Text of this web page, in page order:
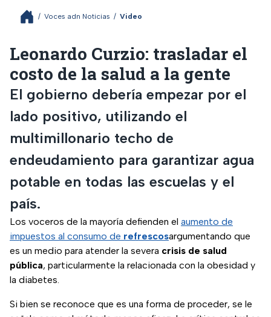
/ Voces adn Noticias / Video
Leonardo Curzio: trasladar el
costo de la salud a la gente
El gobierno debería empezar por el
lado positivo, utilizando el
multimillonario techo de
endeudamiento para garantizar agua
potable en todas las escuelas y el
país.
Los voceros de la mayoría defienden el aumento de
impuestos al consumo de refrescosargumentando que
es un medio para atender la severa crisis de salud
pública, particularmente la relacionada con la obesidad y
la diabetes.
Si bien se reconoce que es una forma de proceder, se le